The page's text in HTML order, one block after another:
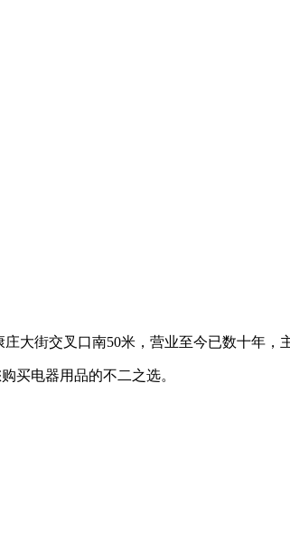
大街交叉口南50米，营业至今已数十年，
买电器用品的不二之选。